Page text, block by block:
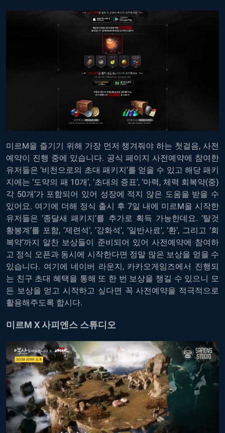
미르M을 즐기기 위해 가장 먼저 챙겨줘야 하는 첫걸음, 사전
예약이 진행 중에 있습니다. 공식 페이지 사전예약에 참여한
유저들은 ‘비천으로의 초대 패키지’를 얻을 수 있고 해당 패키
지에는 ‘도약의 패 10개’, ‘초대의 증표’, ‘마력, 체력 회복약(중)
각 50개’가 포함되어 있어 성장에 적지 않은 도움을 받을 수
있어요. 여기에 더해 정식 출시 후 7일 내에 미르M을 시작한
유저들은 ‘종달새 패키지’를 추가로 획득 가능한데요. ‘탈것
황봉계’를 포함, ‘제련석’, ‘강화석’, ‘일반사료’, ‘환’, 그리고 ‘회
복약’까지 알찬 보상들이 준비되어 있어 사전예약에 참여하
고 정식 오픈과 동시에 시작한다면 정말 많은 보상을 얻을 수
있습니다. 여기에 네이버 라운지, 카카오게임즈에서 진행되
는 친구 초대 혜택을 통해 또 한 번 보상을 챙길 수 있으니 모
든 보상을 얻고 시작하고 싶다면 꼭 사전예약을 적극적으로
활용해주도록 합시다.
미르M X 사피엔스 스튜디오